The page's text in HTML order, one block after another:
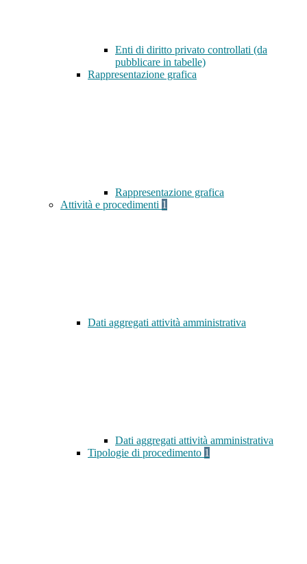
Enti di diritto privato controllati (da
pubblicare in tabelle)
Rappresentazione grafica
Rappresentazione grafica
Attività e procedimenti 1
Dati aggregati attività amministrativa
Dati aggregati attività amministrativa
Tipologie di procedimento 1